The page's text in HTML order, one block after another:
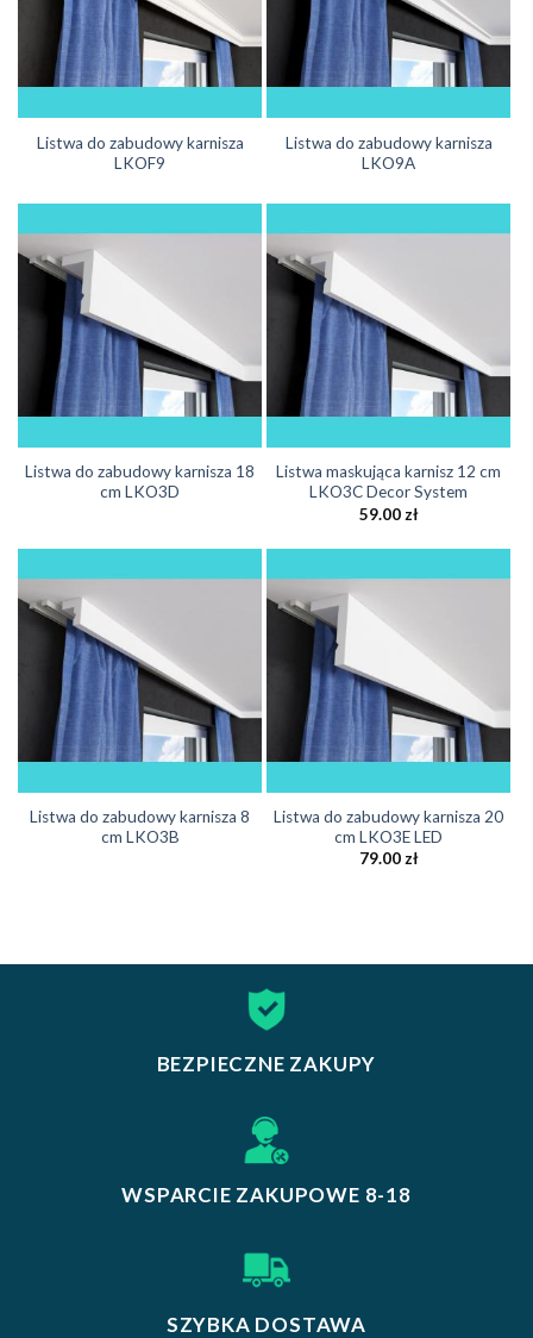
Listwa do zabudowy karnisza
LKOF9
Listwa do zabudowy karnisza
LKO9A
Listwa do zabudowy karnisza 18
cm LKO3D
Listwa maskująca karnisz 12 cm
LKO3C Decor System
59.00 zł
Listwa do zabudowy karnisza 8
cm LKO3B
Listwa do zabudowy karnisza 20
cm LKO3E LED
79.00 zł
BEZPIECZNE ZAKUPY
WSPARCIE ZAKUPOWE 8-18
SZYBKA DOSTAWA